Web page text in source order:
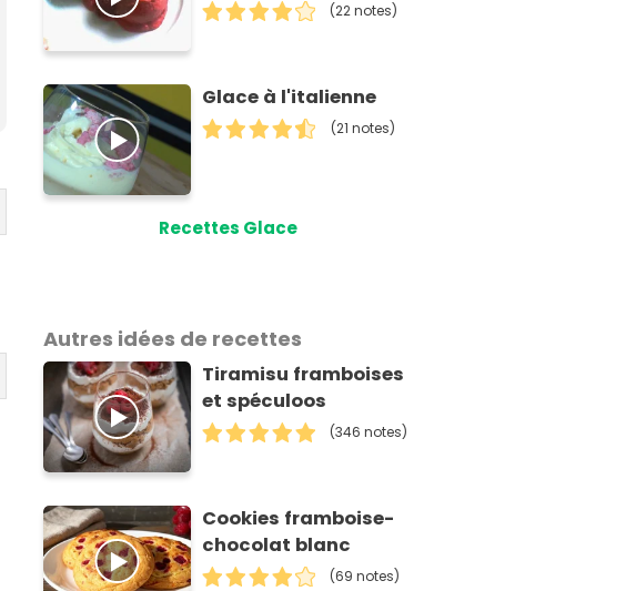
(22 notes)
Glace à l'italienne
(21 notes)
Recettes Glace
Autres idées de recettes
Tiramisu framboises
et spéculoos
(346 notes)
Cookies framboise-
chocolat blanc
(69 notes)